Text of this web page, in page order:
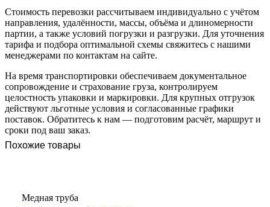
Стоимость перевозки рассчитываем индивидуально с учётом
направления, удалённости, массы, объёма и длиномерности
партии, а также условий погрузки и разгрузки. Для уточнения
тарифа и подбора оптимальной схемы свяжитесь с нашими
менеджерами по контактам на сайте.
На время транспортировки обеспечиваем документальное
сопровождение и страхование груза, контролируем
целостность упаковки и маркировки. Для крупных отгрузок
действуют льготные условия и согласованные графики
поставок. Обратитесь к нам — подготовим расчёт, маршрут и
сроки под ваш заказ.
Похожие товары
Медная труба